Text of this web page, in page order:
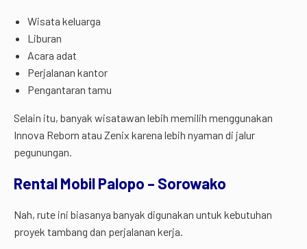
Wisata keluarga
Liburan
Acara adat
Perjalanan kantor
Pengantaran tamu
Selain itu, banyak wisatawan lebih memilih menggunakan
Innova Reborn atau Zenix karena lebih nyaman di jalur
pegunungan.
Rental Mobil Palopo – Sorowako
Nah, rute ini biasanya banyak digunakan untuk kebutuhan
proyek tambang dan perjalanan kerja.